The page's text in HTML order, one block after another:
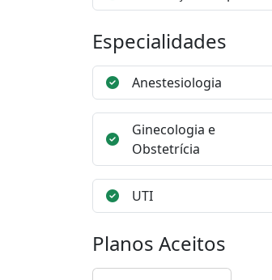
Especialidades
Anestesiologia
Ginecologia e
Obstetrícia
UTI
Planos Aceitos